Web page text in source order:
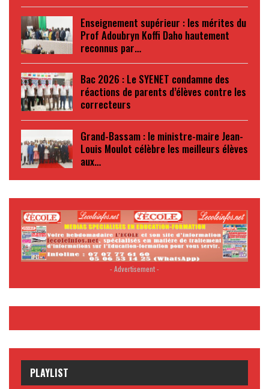
Enseignement supérieur : les mérites du
Prof Adoubryn Koffi Daho hautement
reconnus par…
Bac 2026 : Le SYENET condamne des
réactions de parents d’élèves contre les
correcteurs
Grand-Bassam : le ministre-maire Jean-
Louis Moulot célèbre les meilleurs élèves
aux…
- Advertisement -
PLAYLIST